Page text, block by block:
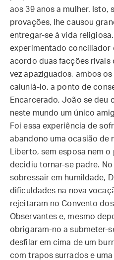
aos 39 anos a mulher. Isto,
provações, lhe causou
entregar-se à vida
experimentado conciliador
acordo duas facções rivais
vez apaziguados, ambos
caluniá-lo, a ponto de
Encarcerado, João se deu
neste mundo um único
Foi essa experiência de
abandono uma ocasião de
Liberto, sem esposa nem
decidiu tornar-se padre.
sobressair em humildade,
dificuldades na nova
rejeitaram no Convento
Observantes e, mesmo
obrigaram-no a submeter-
desfilar em cima de um
com trapos surrados e